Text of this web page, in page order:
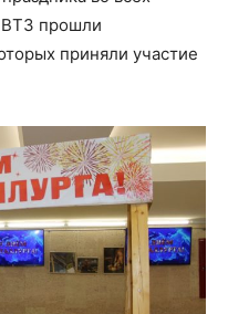
ВТЗ прошли
приняли участие